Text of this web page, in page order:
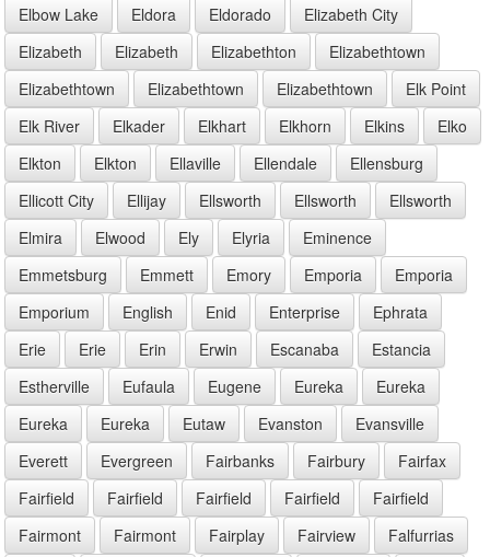
Elbow Lake
Eldora Eldorado
Elizabeth City
Elizabeth
Elizabeth Elizabethton
Elizabethtown
Elizabethtown
Elizabethtown Elizabethtown
Elk Point
Elk River
Elkader Elkhart Elkhorn Elkins
Elko
Elkton
Elkton Ellaville Ellendale
Ellensburg
Ellicott City
Ellijay Ellsworth Ellsworth
Ellsworth
Elmira
Elwood Ely Elyria
Eminence
Emmetsburg
Emmett Emory Emporia
Emporia
Emporium
English Enid Enterprise
Ephrata
Erie
Erie Erin Erwin Escanaba
Estancia
Estherville
Eufaula Eugene Eureka
Eureka
Eureka
Eureka Eutaw Evanston
Evansville
Everett
Evergreen Fairbanks Fairbury
Fairfax
Fairfield
Fairfield Fairfield Fairfield
Fairfield
Fairmont
Fairmont Fairplay Fairview Falfurrias